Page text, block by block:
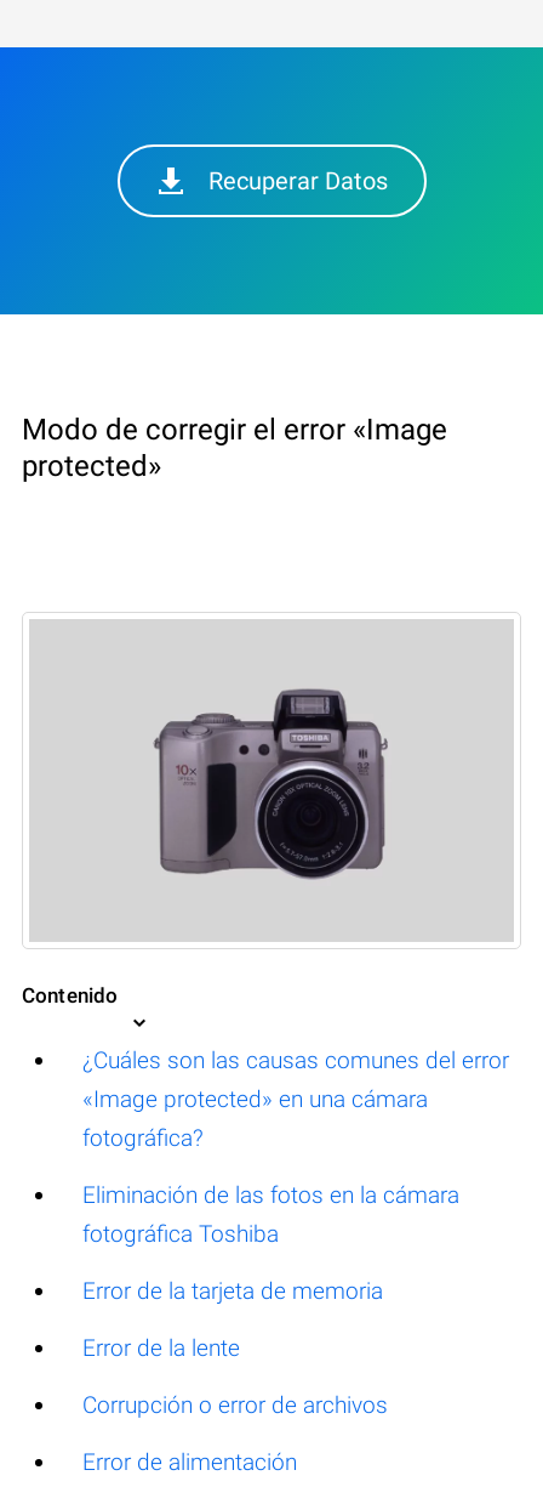
Recuperar Datos
Modo de corregir el error «Image
protected»
Contenido
¿Cuáles son las causas comunes del error
«Image protected» en una cámara
fotográfica?
Eliminación de las fotos en la cámara
fotográfica Toshiba
Error de la tarjeta de memoria
Error de la lente
Corrupción o error de archivos
Error de alimentación